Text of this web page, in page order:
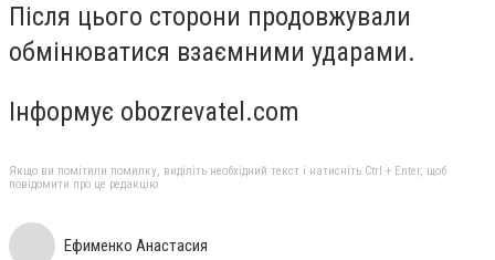
Після цього сторони продовжували
обмінюватися взаємними ударами.
Інформує obozrevatel.com
Якщо ви помітили помилку, виділіть необхідний текст і натисніть Ctrl + Enter, щоб
повідомити про це редакцію
Ефименко Анастасия